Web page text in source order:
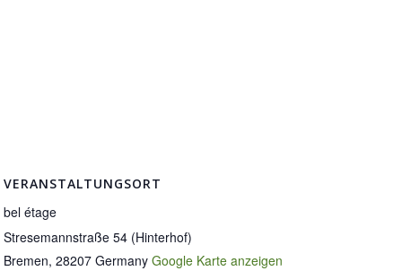
VERANSTALTUNGSORT
bel étage
Stresemannstraße 54 (Hinterhof)
Bremen, 28207 Germany Google Karte anzeigen